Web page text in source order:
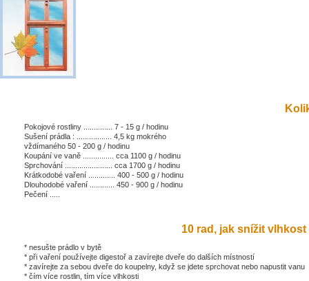
Pokojové rostliny .............. 7 - 15 g / hodinu
Sušení prádla : ................. 4,5 kg mokrého
vždímaného 50 - 200 g / hodinu
Koupání ve vaně ............... cca 1100 g / hodinu
Sprchování ....................... cca 1700 g / hodinu
Krátkodobé vaření ............. 400 - 500 g / hodinu
Dlouhodobé vaření ............ 450 - 900 g / hodinu
Pečení .....
10 rad, jak snížit vlhkost
* nesušte prádlo v bytě
* při vaření používejte digestoř a zavírejte dveře do dalších místností
* zavírejte za sebou dveře do koupelny, když se jdete sprchovat nebo napustit vanu
* čím více rostlin, tím více vlhkosti